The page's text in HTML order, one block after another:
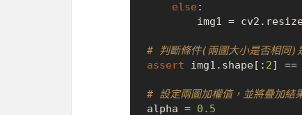
else :
# 判斷條件(兩圖大小是否相同)
assert img1.shape[: 2] ==
# 設定兩圖加權值，並將疊加
alpha = 0.5